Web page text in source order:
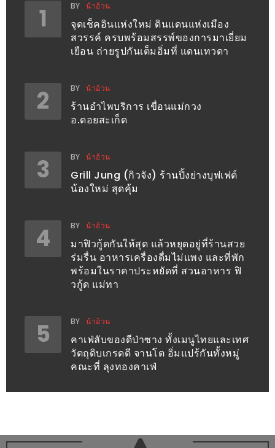
ทะเล
เผา
เชียงใหม่
บาน
ปลาย
เกิน
300
บาท
เกี่ยว
เว็บ
เจ้าของ
แนะนำ
เพื่อน
1 BY น้าอ้วน
จุดเช็คอินแห่งใหม่ ดินแดนแห่งเมือง
สวรรค์ ครบพร้อมสรรพ์ของการมาเยี่ยม
เยือน ถ่ายรูปกันเต็มอิ่มที่ แดนเทวดา
2 BY น้าอ้วน
ร้านอำไพบริการ เขื่อนแม่กวง
อ.ดอยสะเก็ด
3 BY น้าอ้วน
Grill Jung (กิวจัง) ร้านปิ้งย่างบุฟเฟต์
น้องใหม่ สุดคุ้ม
4 BY น้าอ้วน
มาฟิวกู้ดกันให้สุด แล้วหยุดอยู่ที่ร้านสวย
ร่มรื่น อาหารเครื่องดื่มไม่แพง และที่พัก
พร้อมในราคาประหยัดที่ สวนอาหาร ฟิ
วกู้ด แม่ทา
5 BY น้าอ้วน
คาเฟ่ลับของดีป่าซาง ทั้งเมนูไทยและเทศ
วัตถุดิบเกรดดี จานโต อิ่มแปร้กันทั้งหมู่
คณะที่ ลุงทองคาเฟ่